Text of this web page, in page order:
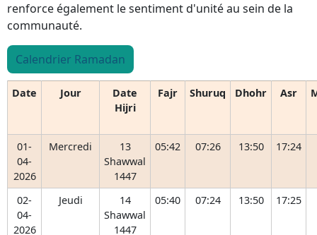
renforce également le sentiment d'unité au sein de la
communauté.
Calendrier Ramadan
Date Jour
Date
Hijri
Fajr Shuruq Dhohr Asr
01-
04-
2026
Mercredi
13
Shawwal
1447
05:42 07:26 13:50 17:24
02-
04-
2026
Jeudi
14
Shawwal
1447
05:40 07:24 13:50 17:25